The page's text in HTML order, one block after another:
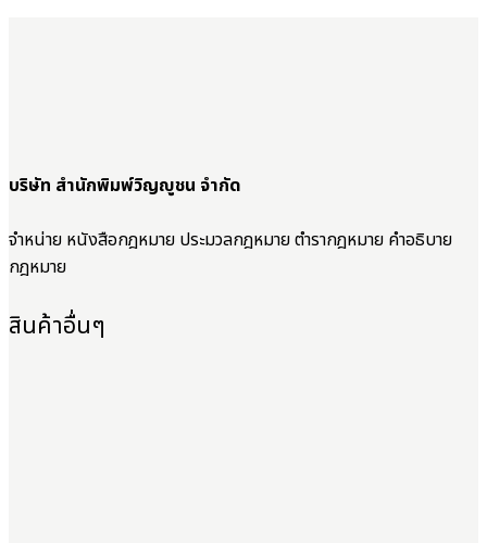
บริษัท สำนักพิมพ์วิญญูชน จำกัด
จำหน่าย หนังสือกฎหมาย ประมวลกฎหมาย ตำรากฎหมาย คำอธิบาย
กฎหมาย
สินค้าอื่นๆ